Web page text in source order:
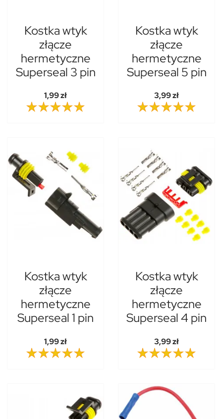
Kostka wtyk
złącze
hermetyczne
Superseal 3 pin
1,99 zł
Kostka wtyk
złącze
hermetyczne
Superseal 5 pin
3,99 zł
Kostka wtyk
złącze
hermetyczne
Superseal 1 pin
1,99 zł
Kostka wtyk
złącze
hermetyczne
Superseal 4 pin
3,99 zł